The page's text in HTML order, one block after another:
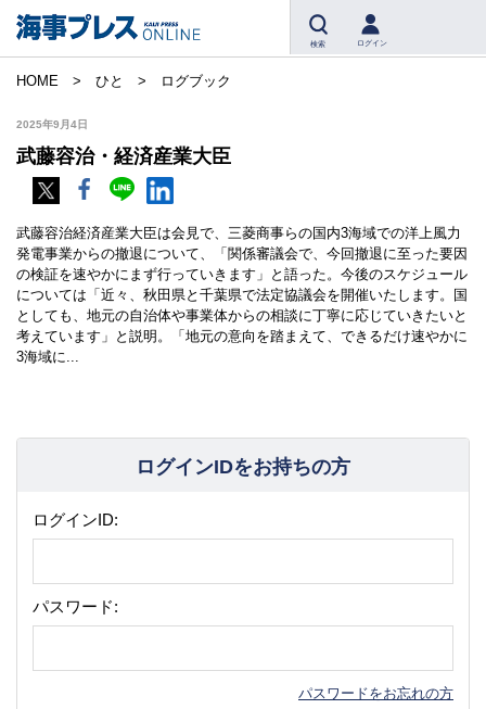
検索 ログイン
HOME ひと ログブック
2025年9月4日
武藤容治・経済産業大臣
武藤容治経済産業大臣は会見で、三菱商事らの国内3海域での洋上風力
発電事業からの撤退について、「関係審議会で、今回撤退に至った要因
の検証を速やかにまず行っていきます」と語った。今後のスケジュール
については「近々、秋田県と千葉県で法定協議会を開催いたします。国
としても、地元の自治体や事業体からの相談に丁寧に応じていきたいと
考えています」と説明。「地元の意向を踏まえて、できるだけ速やかに
3海域に...
ログインIDをお持ちの方
ログインID:
パスワード:
パスワードをお忘れの方